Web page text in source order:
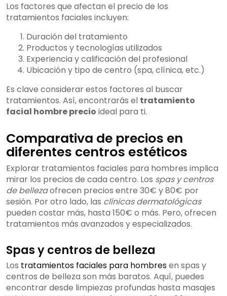
Los factores que afectan el precio de los
tratamientos faciales incluyen:
Duración del tratamiento
Productos y tecnologías utilizados
Experiencia y calificación del profesional
Ubicación y tipo de centro (spa, clínica, etc.)
Es clave considerar estos factores al buscar
tratamientos. Así, encontrarás el tratamiento
facial hombre precio ideal para ti.
Comparativa de precios en
diferentes centros estéticos
Explorar tratamientos faciales para hombres implica
mirar los precios de cada centro. Los spas y centros
de bellezaofrecen precios entre 30€ y 80€ por
sesión. Por otro lado, las clínicas dermatológicas
pueden costar más, hasta 150€ o más. Pero, ofrecen
tratamientos más avanzados y especializados.
Spas y centros de belleza
Los tratamientos faciales para hombresen spas y
centros de belleza son más baratos. Aquí, puedes
encontrar desde limpiezas profundas hasta masajes